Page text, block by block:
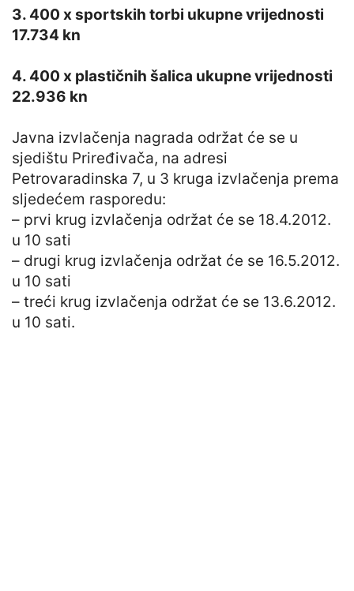
3. 400 x sportskih torbi ukupne vrijednosti
17.734 kn
4. 400 x plastičnih šalica ukupne vrijednosti
22.936 kn
Javna izvlačenja nagrada održat će se u
sjedištu Priređivača, na adresi
Petrovaradinska 7, u 3 kruga izvlačenja prema
sljedećem rasporedu:
– prvi krug izvlačenja održat će se 18.4.2012.
u 10 sati
– drugi krug izvlačenja održat će se 16.5.2012.
u 10 sati
– treći krug izvlačenja održat će se 13.6.2012.
u 10 sati.